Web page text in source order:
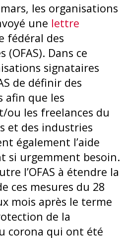
les organisations
une lettre
fédéral des
(OFAS). Dans ce
signataires
de définir des
afin que les
ou les freelances du
et des industries
également l’aide
si urgemment besoin.
l’OFAS à étendre la
ces mesures du 28
mois après le terme
de la
corona qui ont été